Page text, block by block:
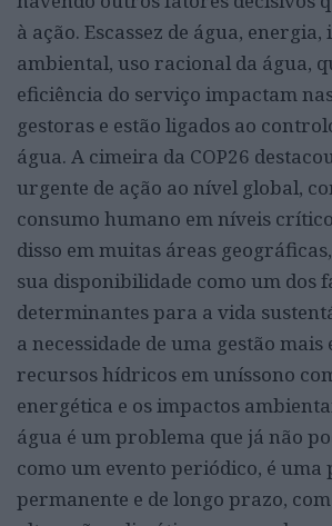
à ação. Escassez de água,
ambiental, uso racional da água,
eficiência do serviço impactam
gestoras e estão ligados ao
água. A cimeira da COP26
urgente de ação ao nível global,
consumo humano em níveis
disso em muitas áreas
sua disponibilidade como um dos
determinantes para a vida
a necessidade de uma gestão mais
recursos hídricos em uníssono
energética e os impactos
água é um problema que já não
como um evento periódico, é uma
permanente e de longo prazo,